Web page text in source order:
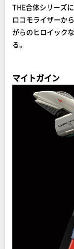
THE合体シリーズ
ロコモライザーか
がらのヒロイック
る。
マイトガイン